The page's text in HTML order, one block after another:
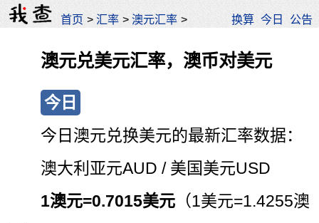
首页 >汇率 >澳元汇率 > 换算 今日 公告
澳元兑美元汇率，澳币对美元
今日
今日澳元兑换美元的最新汇率数据：
澳大利亚元AUD / 美国美元USD
1澳元=0.7015美元 （1美元=1.4255澳